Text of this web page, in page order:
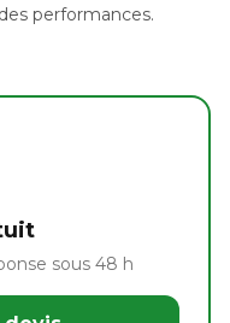
performances.
sous 48 h